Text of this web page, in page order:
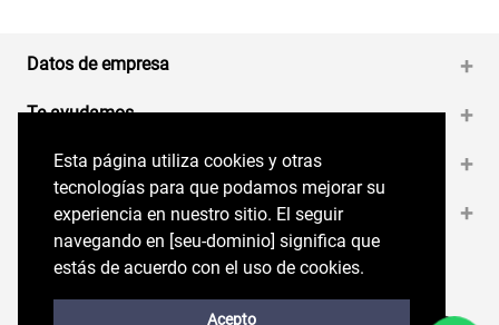
Esta página utiliza cookies y otras
tecnologías para que podamos mejorar su
experiencia en nuestro sitio. El seguir
navegando en perryellis.cl significa que estás
de acuerdo con el uso de cookies.
Acepto
Esta página utiliza cookies y otras
tecnologías para que podamos mejorar su
experiencia en nuestro sitio. El seguir
navegando en [seu-dominio] significa que
estás de acuerdo con el uso de cookies.
Acepto
Datos de empresa +
Te ayudamos +
Medios de pago +
Contáctanos +
Síguenos en nuestras RRSS
Trabaja con Nosotros